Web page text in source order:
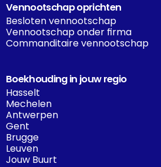
Vennootschap oprichten
Besloten vennootschap
Vennootschap onder firma
Commanditaire vennootschap
Boekhouding in jouw regio
Hasselt
Mechelen
Antwerpen
Gent
Brugge
Leuven
Jouw Buurt